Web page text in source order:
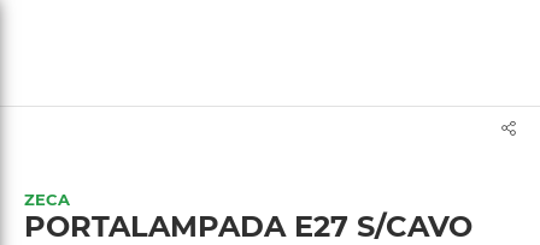
ZECA
PORTALAMPADA E27 S/CAVO